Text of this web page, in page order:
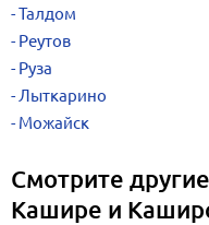
Талдом
Реутов
Руза
Лыткарино
Можайск
Смотрите
Кашире и